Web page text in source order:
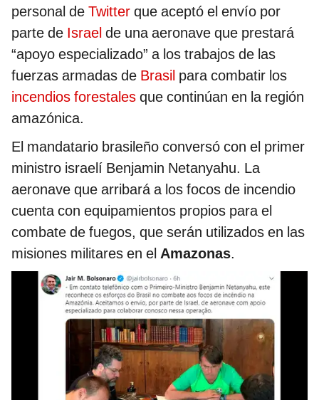
personal de Twitter que aceptó el envío por
parte de Israel de una aeronave que prestará
“apoyo especializado” a los trabajos de las
fuerzas armadas de Brasil para combatir los
incendios forestales que continúan en la región
amazónica.
El mandatario brasileño conversó con el primer
ministro israelí Benjamin Netanyahu. La
aeronave que arribará a los focos de incendio
cuenta con equipamientos propios para el
combate de fuegos, que serán utilizados en las
misiones militares en el Amazonas.